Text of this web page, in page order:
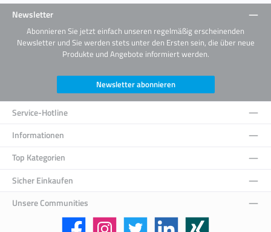
Newsletter
Abonnieren Sie jetzt einfach unseren regelmäßig erscheinenden
Newsletter und Sie werden stets unter den Ersten sein, die über neue
Produkte und Angebote informiert werden.
Newsletter abonnieren
Service-Hotline
Informationen
Top Kategorien
Sicher Einkaufen
Unsere Communities